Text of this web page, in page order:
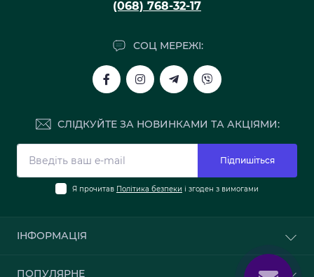
(068) 768-32-17
СОЦ МЕРЕЖІ:
СЛІДКУЙТЕ ЗА НОВИНКАМИ ТА АКЦІЯМИ:
Підпишіться
Я прочитав Політика безпеки і згоден з вимогами
ІНФОРМАЦІЯ
ПОПУЛЯРНЕ